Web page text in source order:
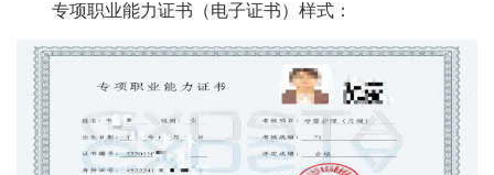
专项职业能力证书（电子证书）样式：